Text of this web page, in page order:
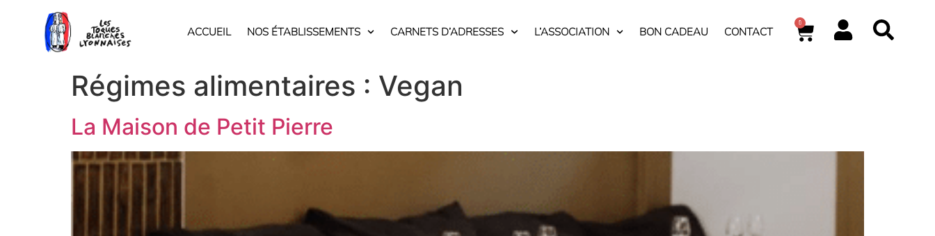
ACCUEIL NOS ÉTABLISSEMENTS CARNETS D’ADRESSES L’ASSOCIATION BON CADEAU CONTACT
0
Régimes alimentaires : Vegan
La Maison de Petit Pierre